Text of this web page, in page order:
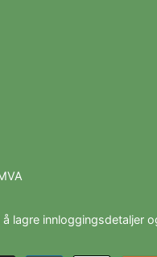
lagre innloggingsdetaljer